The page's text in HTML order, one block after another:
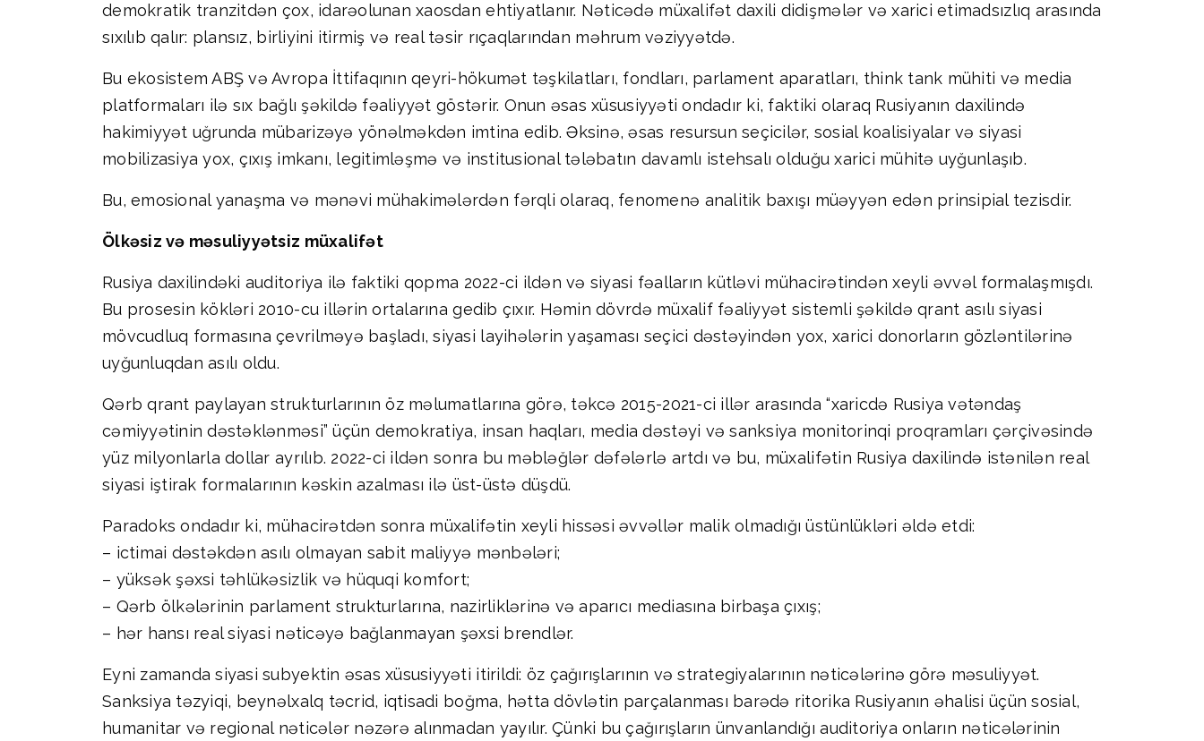
demokratik tranzitdən çox, idarəolunan xaosdan ehtiyatlanır. Nəticədə müxalifət daxili didişmələr və xarici etimadsızlıq arasında
sıxılıb qalır: plansız, birliyini itirmiş və real təsir rıçaqlarından məhrum vəziyyətdə.
Bu ekosistem ABŞ və Avropa İttifaqının qeyri-hökumət təşkilatları, fondları, parlament aparatları, think tank mühiti və media
platformaları ilə sıx bağlı şəkildə fəaliyyət göstərir. Onun əsas xüsusiyyəti ondadır ki, faktiki olaraq Rusiyanın daxilində
hakimiyyət uğrunda mübarizəyə yönəlməkdən imtina edib. Əksinə, əsas resursun seçicilər, sosial koalisiyalar və siyasi
mobilizasiya yox, çıxış imkanı, legitimləşmə və institusional tələbatın davamlı istehsalı olduğu xarici mühitə uyğunlaşıb.
Bu, emosional yanaşma və mənəvi mühakimələrdən fərqli olaraq, fenomenə analitik baxışı müəyyən edən prinsipial tezisdir.
Ölkəsiz və məsuliyyətsiz müxalifət
Rusiya daxilindəki auditoriya ilə faktiki qopma 2022-ci ildən və siyasi fəalların kütləvi mühacirətindən xeyli əvvəl formalaşmışdı.
Bu prosesin kökləri 2010-cu illərin ortalarına gedib çıxır. Həmin dövrdə müxalif fəaliyyət sistemli şəkildə qrant asılı siyasi
mövcudluq formasına çevrilməyə başladı, siyasi layihələrin yaşaması seçici dəstəyindən yox, xarici donorların gözləntilərinə
uyğunluqdan asılı oldu.
Qərb qrant paylayan strukturlarının öz məlumatlarına görə, təkcə 2015-2021-ci illər arasında “xaricdə Rusiya vətəndaş
cəmiyyətinin dəstəklənməsi” üçün demokratiya, insan haqları, media dəstəyi və sanksiya monitorinqi proqramları çərçivəsində
yüz milyonlarla dollar ayrılıb. 2022-ci ildən sonra bu məbləğlər dəfələrlə artdı və bu, müxalifətin Rusiya daxilində istənilən real
siyasi iştirak formalarının kəskin azalması ilə üst-üstə düşdü.
Paradoks ondadır ki, mühacirətdən sonra müxalifətin xeyli hissəsi əvvəllər malik olmadığı üstünlükləri əldə etdi:
– ictimai dəstəkdən asılı olmayan sabit maliyyə mənbələri;
– yüksək şəxsi təhlükəsizlik və hüquqi komfort;
– Qərb ölkələrinin parlament strukturlarına, nazirliklərinə və aparıcı mediasına birbaşa çıxış;
– hər hansı real siyasi nəticəyə bağlanmayan şəxsi brendlər.
Eyni zamanda siyasi subyektin əsas xüsusiyyəti itirildi: öz çağırışlarının və strategiyalarının nəticələrinə görə məsuliyyət.
Sanksiya təzyiqi, beynəlxalq təcrid, iqtisadi boğma, hətta dövlətin parçalanması barədə ritorika Rusiyanın əhalisi üçün sosial,
humanitar və regional nəticələr nəzərə alınmadan yayılır. Çünki bu çağırışların ünvanlandığı auditoriya onların nəticələrinin